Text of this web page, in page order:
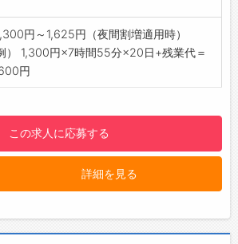
の目視検査、梱包
ルの貼り付け、箱詰め
すめポイント】
制度・ステップアップ】
設備の説明や安全講習を行い、少しでも
慣れていただけるよう先輩社員がお声が
ていただきます。
】
ズやパンツなど指定はないので、ラフ
円～1,625円（夜間割増適用時）
） 1,300円×7時間55分×20日+残業代＝
円
この求人に応募する
詳細を見る